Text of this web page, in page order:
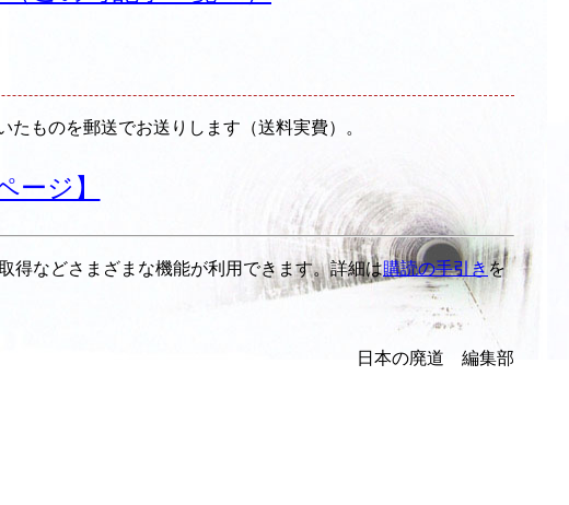
ものを郵送でお送りします（送料実費）。
ージ】
得などさまざまな機能が利用できます。詳細は購読の手引きを
日本の廃道 編集部